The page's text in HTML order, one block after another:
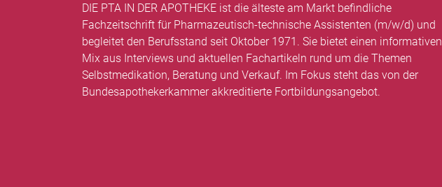
DIE PTA IN DER APOTHEKE ist die älteste am Markt befindliche
Fachzeitschrift für Pharmazeutisch-technische Assistenten (m/w/d) und
begleitet den Berufsstand seit Oktober 1971. Sie bietet einen informativen
Mix aus Interviews und aktuellen Fachartikeln rund um die Themen
Selbstmedikation, Beratung und Verkauf. Im Fokus steht das von der
Bundesapothekerkammer akkreditierte Fortbildungsangebot.